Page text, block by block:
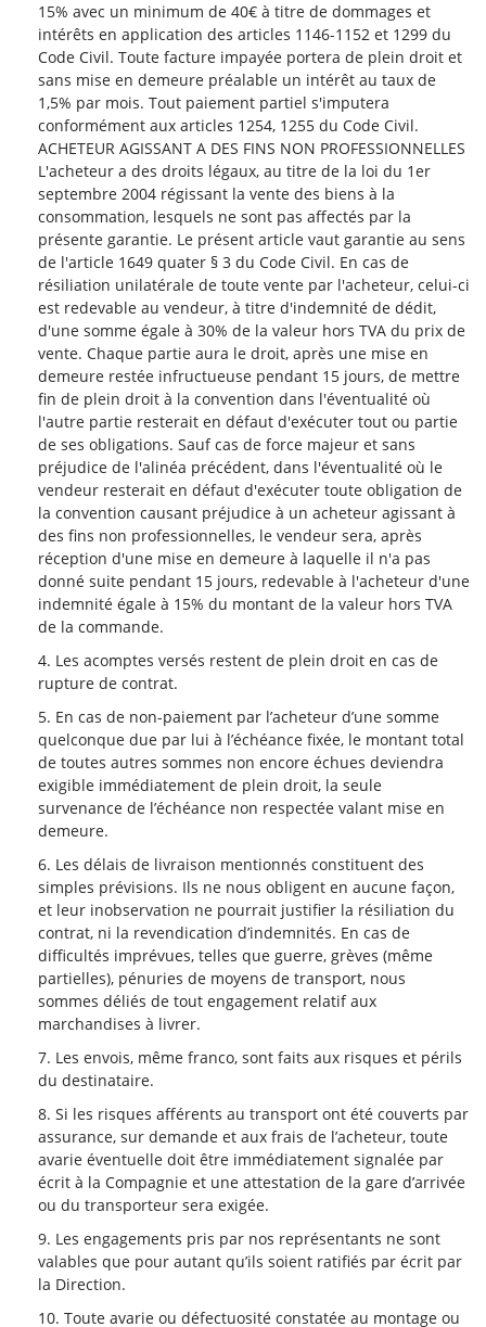
15% avec un minimum de 40€ à titre de dommages et
intérêts en application des articles 1146-1152 et 1299 du
Code Civil. Toute facture impayée portera de plein droit et
sans mise en demeure préalable un intérêt au taux de
1,5% par mois. Tout paiement partiel s'imputera
conformément aux articles 1254, 1255 du Code Civil.
ACHETEUR AGISSANT A DES FINS NON PROFESSIONNELLES
L'acheteur a des droits légaux, au titre de la loi du 1er
septembre 2004 régissant la vente des biens à la
consommation, lesquels ne sont pas affectés par la
présente garantie. Le présent article vaut garantie au sens
de l'article 1649 quater § 3 du Code Civil. En cas de
résiliation unilatérale de toute vente par l'acheteur, celui-ci
est redevable au vendeur, à titre d'indemnité de dédit,
d'une somme égale à 30% de la valeur hors TVA du prix de
vente. Chaque partie aura le droit, après une mise en
demeure restée infructueuse pendant 15 jours, de mettre
fin de plein droit à la convention dans l'éventualité où
l'autre partie resterait en défaut d'exécuter tout ou partie
de ses obligations. Sauf cas de force majeur et sans
préjudice de l'alinéa précédent, dans l'éventualité où le
vendeur resterait en défaut d'exécuter toute obligation de
la convention causant préjudice à un acheteur agissant à
des fins non professionnelles, le vendeur sera, après
réception d'une mise en demeure à laquelle il n'a pas
donné suite pendant 15 jours, redevable à l'acheteur d'une
indemnité égale à 15% du montant de la valeur hors TVA
de la commande.
Les acomptes versés restent de plein droit en cas de
rupture de contrat.
En cas de non-paiement par l’acheteur d’une somme
quelconque due par lui à l’échéance fixée, le montant total
de toutes autres sommes non encore échues deviendra
exigible immédiatement de plein droit, la seule
survenance de l’échéance non respectée valant mise en
demeure.
Les délais de livraison mentionnés constituent des
simples prévisions. Ils ne nous obligent en aucune façon,
et leur inobservation ne pourrait justifier la résiliation du
contrat, ni la revendication d’indemnités. En cas de
difficultés imprévues, telles que guerre, grèves (même
partielles), pénuries de moyens de transport, nous
sommes déliés de tout engagement relatif aux
marchandises à livrer.
Les envois, même franco, sont faits aux risques et périls
du destinataire.
Si les risques afférents au transport ont été couverts par
assurance, sur demande et aux frais de l’acheteur, toute
avarie éventuelle doit être immédiatement signalée par
écrit à la Compagnie et une attestation de la gare d’arrivée
ou du transporteur sera exigée.
Les engagements pris par nos représentants ne sont
valables que pour autant qu’ils soient ratifiés par écrit par
la Direction.
Toute avarie ou défectuosité constatée au montage ou